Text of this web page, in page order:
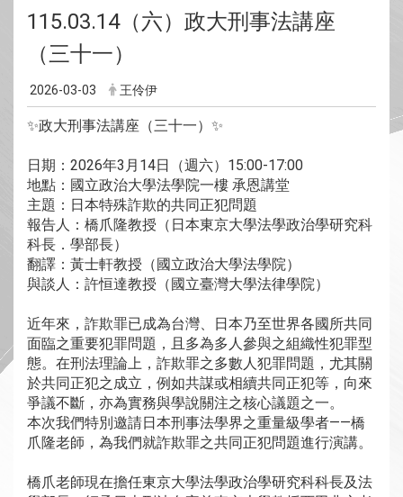
115.03.14（六）政大刑事法講座
（三十一）
2026-03-03 王伶伊
✨政大刑事法講座（三十一）✨
日期：2026年3月14日（週六）15:00-17:00
地點：國立政治大學法學院一樓 承恩講堂
主題：日本特殊詐欺的共同正犯問題
報告人：橋爪隆教授（日本東京大學法學政治學研究科
科長．學部長）
翻譯：黃士軒教授（國立政治大學法學院）
與談人：許恒達教授（國立臺灣大學法律學院）
近年來，詐欺罪已成為台灣、日本乃至世界各國所共同
面臨之重要犯罪問題，且多為多人參與之組織性犯罪型
態。在刑法理論上，詐欺罪之多數人犯罪問題，尤其關
於共同正犯之成立，例如共謀或相續共同正犯等，向來
爭議不斷，亦為實務與學說關注之核心議題之一。
本次我們特別邀請日本刑事法學界之重量級學者——橋
爪隆老師，為我們就詐欺罪之共同正犯問題進行演講。
橋爪老師現在擔任東京大學法學政治學研究科科長及法